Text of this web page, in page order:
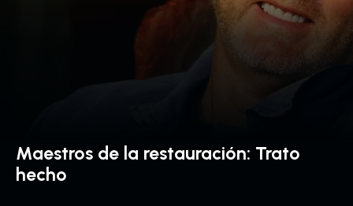
Maestros de la restauración: Trato
hecho